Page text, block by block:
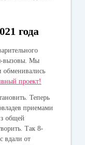
года
вызовы. Мы
обменивались
проект!
Теперь
приемами
общей
Так 8-
вдали от